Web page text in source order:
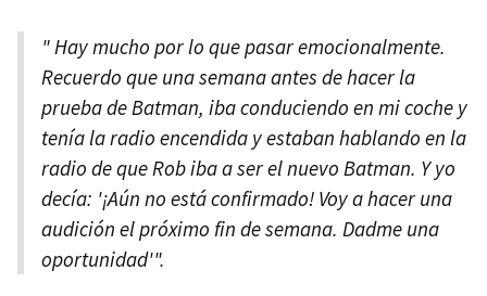
" Hay mucho por lo que pasar emocionalmente.
Recuerdo que una semana antes de hacer la
prueba de Batman, iba conduciendo en mi coche y
tenía la radio encendida y estaban hablando en la
radio de que Rob iba a ser el nuevo Batman. Y yo
decía: '¡Aún no está confirmado! Voy a hacer una
audición el próximo fin de semana. Dadme una
oportunidad'".